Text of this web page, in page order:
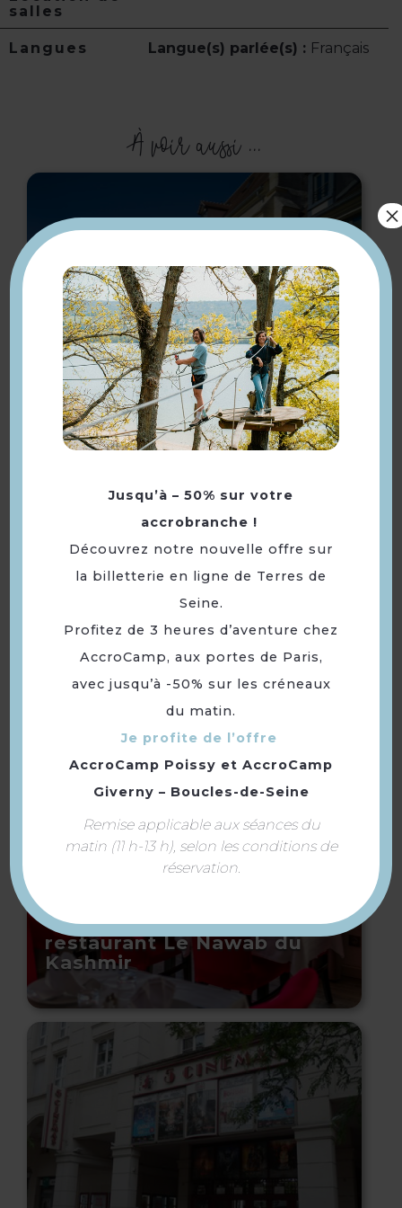
salles
Langues Langue(s) parlée(s) : Français
À voir aussi ...
Musée du Jouet
Brasserie Le Batignolle
restaurant Le Nawab du
Kashmir
Jusqu’à – 50% sur votre
accrobranche !
Découvrez notre nouvelle offre sur
la billetterie en ligne de Terres de
Seine.
Profitez de 3 heures d’aventure chez
AccroCamp, aux portes de Paris,
avec jusqu’à -50% sur les créneaux
du matin.
Je profite de l’offre
AccroCamp Poissy et AccroCamp
Giverny – Boucles-de-Seine
Remise applicable aux séances du
matin (11 h-13 h), selon les conditions de
réservation.
×